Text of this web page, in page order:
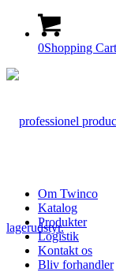
0Shopping Cart
Om Twinco
Katalog
Produkter
Logistik
Kontakt os
Bliv forhandler